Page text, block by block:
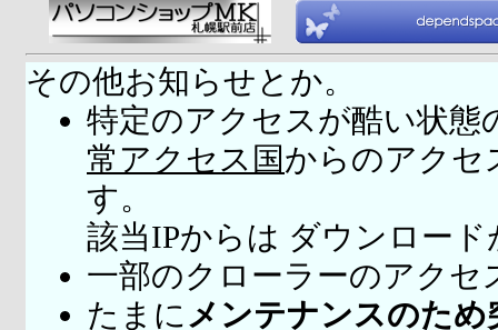
その他お知らせとか。
特定のアクセスが酷い状態
常アクセス国からのアクセ
す。
該当IPからは ダウンロー
一部のクローラーのアクセ
たまに メンテナンスのため